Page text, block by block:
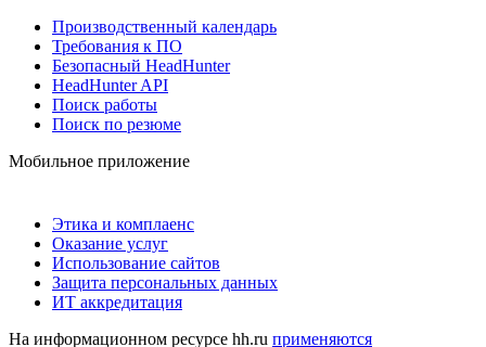
Производственный календарь
Требования к ПО
Безопасный HeadHunter
HeadHunter API
Поиск работы
Поиск по резюме
Мобильное приложение
Этика и комплаенс
Оказание услуг
Использование сайтов
Защита персональных данных
ИТ аккредитация
На информационном ресурсе hh.ru применяются